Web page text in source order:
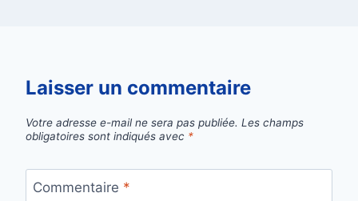
Laisser un commentaire
Votre adresse e-mail ne sera pas publiée. Les champs
obligatoires sont indiqués avec *
Commentaire *